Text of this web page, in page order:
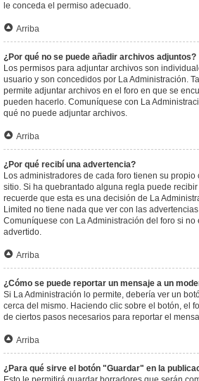
le conceda el permiso adecuado.
Arriba
¿Por qué no se puede añadir archivos adjuntos?
Los permisos para adjuntar archivos son
usuario y son concedidos por La Administración.
permite adjuntar archivos en el foro en que se
pueden hacerlo. Comuníquese con La
qué no puede adjuntar archivos.
Arriba
¿Por qué recibí una advertencia?
Los administradores de cada foro tienen su
sitio. Si ha quebrantado alguna regla puede
recuerde que esta es una decisión de La
Limited no tiene nada que ver con las
Comuníquese con La Administración del foro si no
advertido.
Arriba
¿Cómo se puede reportar un mensaje a un
Si La Administración lo permite, debería ver un
cerca del mismo. Haciendo clic sobre el botón, el
de ciertos pasos necesarios para reportar el
Arriba
¿Para qué sirve el botón "Guardar" en la